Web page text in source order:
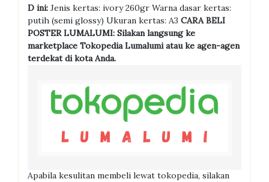
D ini: Jenis kertas: ivory 260gr Warna dasar kertas:
putih (semi glossy) Ukuran kertas: A3 CARA BELI
POSTER LUMALUMI: Silakan langsung ke
marketplace Tokopedia Lumalumi atau ke agen-agen
terdekat di kota Anda.
Apabila kesulitan membeli lewat tokopedia, silakan